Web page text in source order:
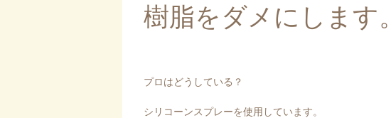
樹脂をダメにします。
プロはどうしている？
シリコーンスプレーを使用しています。